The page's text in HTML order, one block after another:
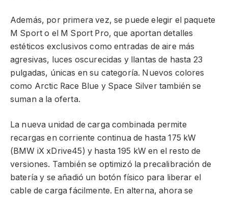
Además, por primera vez, se puede elegir el paquete
M Sport o el M Sport Pro, que aportan detalles
estéticos exclusivos como entradas de aire más
agresivas, luces oscurecidas y llantas de hasta 23
pulgadas, únicas en su categoría. Nuevos colores
como Arctic Race Blue y Space Silver también se
suman a la oferta.
La nueva unidad de carga combinada permite
recargas en corriente continua de hasta 175 kW
(BMW iX xDrive45) y hasta 195 kW en el resto de
versiones. También se optimizó la precalibración de
batería y se añadió un botón físico para liberar el
cable de carga fácilmente. En alterna, ahora se